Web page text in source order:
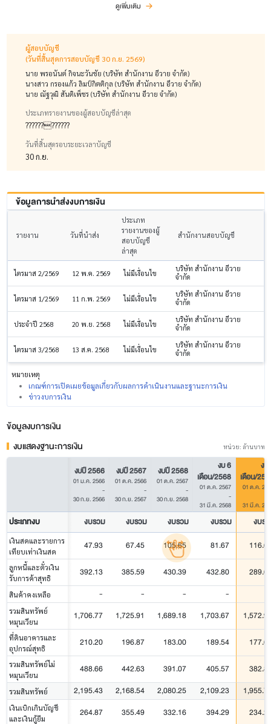
ดูเพิ่มเติม
ผู้สอบบัญชี
(วันที่สิ้นสุดการสอบบัญชี 30 ก.ย. 2569)
นาย พรอนันต์ กิจนะวันชัย (บริษัท สำนักงาน อีวาย จำกัด)
นางสาว กรองแก้ว ลิมป์กิตติกุล (บริษัท สำนักงาน อีวาย จำกัด)
นาย ณัฐวุฒิ สันติเพ็ชร (บริษัท สำนักงาน อีวาย จำกัด)
ประเภทรายงานของผู้สอบบัญชีล่าสุด
????????????
วันที่สิ้นสุดรอบระยะเวลาบัญชี
30 ก.ย.
ข้อมูลการนำส่งงบการเงิน
รายงาน วันที่นำส่ง
ประเภท
รายงานของผู้
สอบบัญชี
ล่าสุด
สำนักงานสอบบัญชี
ไตรมาส 2/2569 12 พ.ค. 2569 ไม่มีเงื่อนไข
บริษัท สำนักงาน อีวาย
จำกัด
ไตรมาส 1/2569 11 ก.พ. 2569 ไม่มีเงื่อนไข
บริษัท สำนักงาน อีวาย
จำกัด
ประจำปี 2568 20 พ.ย. 2568 ไม่มีเงื่อนไข
บริษัท สำนักงาน อีวาย
จำกัด
ไตรมาส 3/2568 13 ส.ค. 2568 ไม่มีเงื่อนไข
บริษัท สำนักงาน อีวาย
จำกัด
หมายเหตุ
เกณฑ์การเปิดเผยข้อมูลเกี่ยวกับผลการดำเนินงานและฐานะการเงิน
ข่าวงบการเงิน
ข้อมูลงบการเงิน
งบแสดงฐานะการเงิน
หน่วย: ล้านบาท
งบปี 2566
01 ม.ค. 2566
-
30 ก.ย. 2566
งบปี 2567
01 ต.ค. 2566
-
30 ก.ย. 2567
งบปี 2568
01 ต.ค. 2567
-
30 ก.ย. 2568
งบ 6
เดือน/2568
01 ต.ค. 2567
-
31 มี.ค. 2568
งบ
เดือน/
01 ต.ค.
31 มี.ค.
ประเภทงบ งบรวม งบรวม งบรวม งบรวม งบร
เงินสดและรายการ
เทียบเท่าเงินสด
47.93 67.45 105.65 81.67
ลูกหนี้และตั๋วเงิน
รับการค้าสุทธิ
392.13 385.59 430.39 432.80
สินค้าคงเหลือ - - - -
รวมสินทรัพย์
หมุนเวียน
1,706.77 1,725.91 1,689.18 1,703.67
ที่ดินอาคารและ
อุปกรณ์สุทธิ
210.20 196.87 183.00 189.54
รวมสินทรัพย์ไม่
หมุนเวียน
488.66 442.63 391.07 405.57
รวมสินทรัพย์ 2,195.43 2,168.54 2,080.25 2,109.23
เงินเบิกเกินบัญชี
และเงินกู้ยืม
264.87 355.49 332.16 394.29